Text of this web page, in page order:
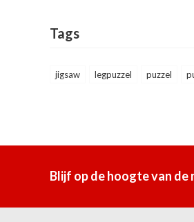
Tags
jigsaw legpuzzel puzzel
Blijf op de hoogte van de